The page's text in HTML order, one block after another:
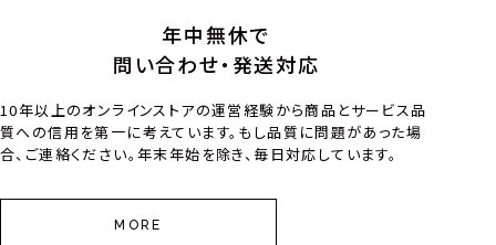
年中無休で
問い合わせ・発送対応
10年以上のオンラインストアの運営経験から商品とサービス品
質への信用を第一に考えています。もし品質に問題があった場
合、ご連絡ください。年末年始を除き、毎日対応しています。
MORE